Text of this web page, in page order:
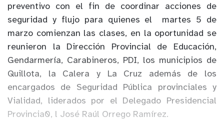
preventivo con el fin de coordinar acciones de
seguridad y flujo para quienes el martes 5 de
marzo comienzan las clases, en la oportunidad se
reunieron la Dirección Provincial de Educación,
Gendarmería, Carabineros, PDI, los municipios de
Quillota, la Calera y La Cruz además de los
encargados de Seguridad Pública provinciales y
Vialidad, liderados por el Delegado Presidencial
Provincia0, l José Raúl Orrego Ramírez.